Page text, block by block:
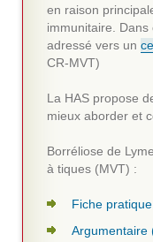
en raison
immunitaire.
adressé vers un
CR-MVT)
La HAS propose
mieux aborder et
Borréliose de
à tiques (MVT) :
Fiche
Argumentaire